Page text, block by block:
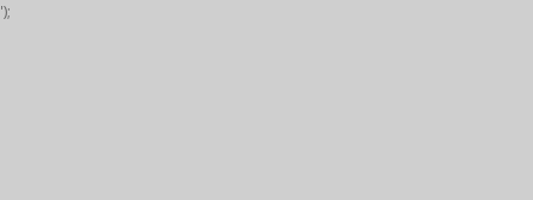
');